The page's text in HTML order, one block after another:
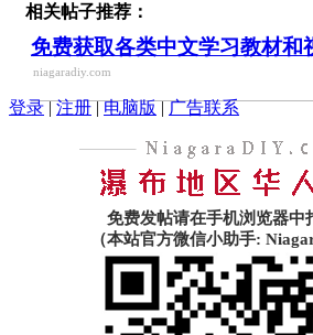
相关帖子推荐：
免费获取各类中文学习教材和
niagaradiy.com
登录|注册|电脑版|广告联系
免费发帖请在手机浏览器中
（本站官方微信小助手: